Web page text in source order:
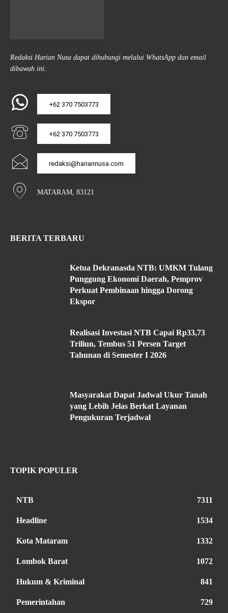
Redaksi Harian Nusa dapat dihubungi melalui WhatsApp dan email
dibawah ini:
+62 370 7503773
+62 370 7503773
redaksi@hariannusa.com
MATARAM, 83121
BERITA TERBARU
Ketua Dekranasda NTB: UMKM Tulang
Punggung Ekonomi Daerah, Pemprov
Perkuat Pembinaan hingga Dorong
Ekspor
Realisasi Investasi NTB Capai Rp33,73
Triliun, Tembus 51 Persen Target
Tahunan di Semester I 2026
Masyarakat Dapat Jadwal Ukur Tanah
yang Lebih Jelas Berkat Layanan
Pengukuran Terjadwal
TOPIK POPULER
NTB 7311
Headline 1534
Kota Mataram 1332
Lombok Barat 1072
Hukum & Kriminal 841
Pemerintahan 729